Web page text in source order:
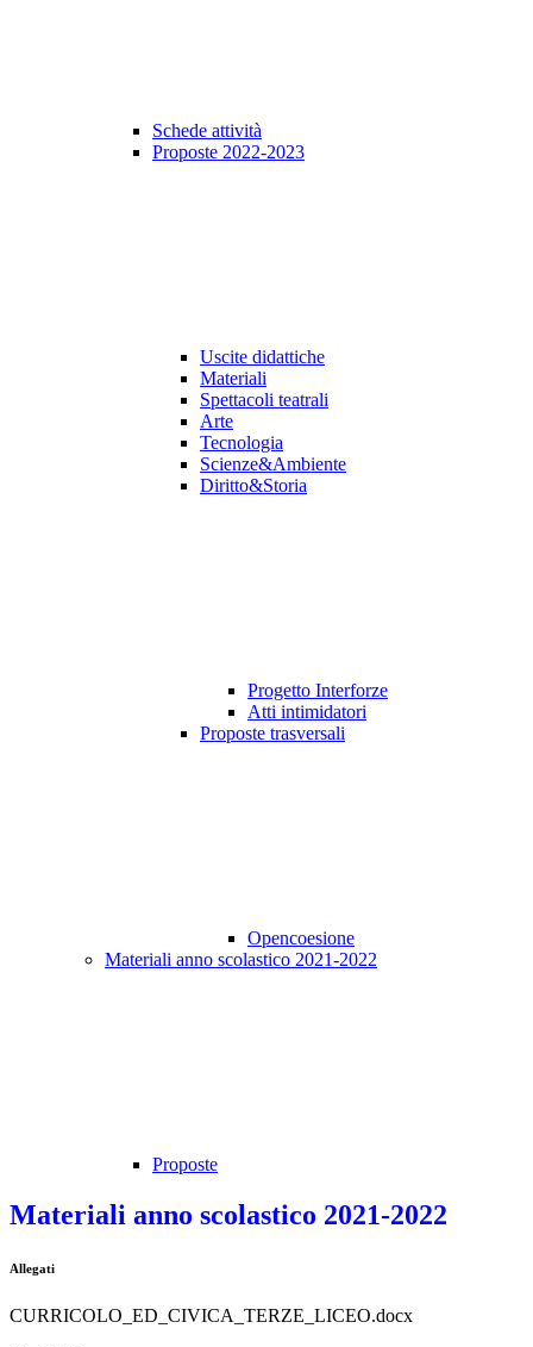
Schede attività
Proposte 2022-2023
Uscite didattiche
Materiali
Spettacoli teatrali
Arte
Tecnologia
Scienze&Ambiente
Diritto&Storia
Progetto Interforze
Atti intimidatori
Proposte trasversali
Opencoesione
Materiali anno scolastico 2021-2022
Proposte
Materiali anno scolastico 2021-2022
Allegati
CURRICOLO_ED_CIVICA_TERZE_LICEO.docx